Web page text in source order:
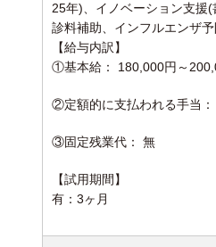
25年)、イノベーション支援
診料補助、インフルエンザ
【給与内訳】
①基本給： 180,000円～
②定額的に支払われる手当：
③固定残業代： 無
【試用期間】
有：3ヶ月